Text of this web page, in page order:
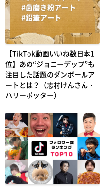
【TikTok動画いいね数日本1
位】あの“ジョニーデップ”も
注目した話題のダンボールア
ートとは？（志村けんさん・
ハリーポッター）